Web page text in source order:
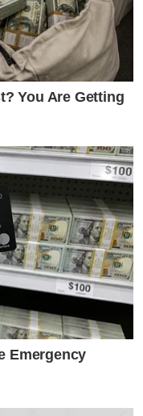
You Are Getting
Emergency